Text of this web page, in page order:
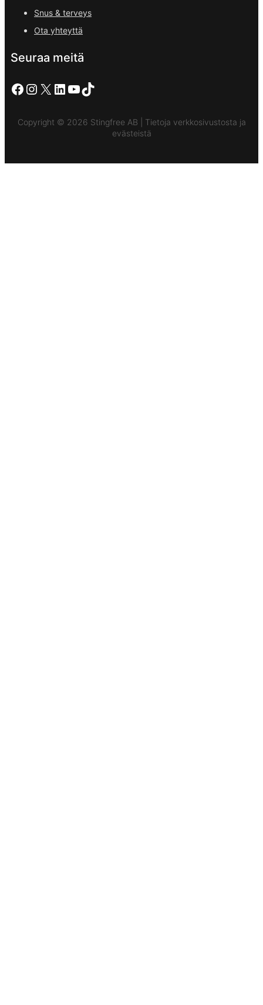
Snus & terveys
Ota yhteyttä
Seuraa meitä
Facebook
Instagram
X LinkedIn
YouTube
TikTok
Copyright © 2026 Stingfree AB | Tietoja verkkosivustosta ja
evästeistä